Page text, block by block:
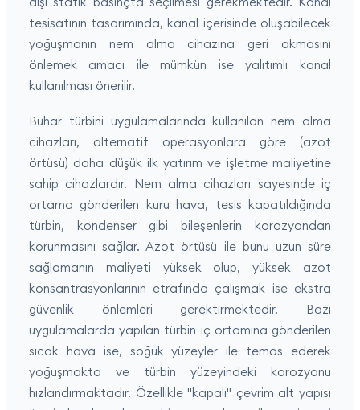
tesisatının tasarımında, kanal içerisinde oluşabilecek
yoğuşmanın nem alma cihazına geri akmasını
önlemek amacı ile mümkün ise yalıtımlı kanal
kullanılması önerilir.
Buhar türbini uygulamalarında kullanılan nem alma
cihazları, alternatif operasyonlara göre (azot
örtüsü) daha düşük ilk yatırım ve işletme maliyetine
sahip cihazlardır. Nem alma cihazları sayesinde iç
ortama gönderilen kuru hava, tesis kapatıldığında
türbin, kondenser gibi bileşenlerin korozyondan
korunmasını sağlar. Azot örtüsü ile bunu uzun süre
sağlamanın maliyeti yüksek olup, yüksek azot
konsantrasyonlarının etrafında çalışmak ise ekstra
güvenlik önlemleri gerektirmektedir. Bazı
uygulamalarda yapılan türbin iç ortamına gönderilen
sıcak hava ise, soğuk yüzeyler ile temas ederek
yoğuşmakta ve türbin yüzeyindeki korozyonu
hızlandırmaktadır. Özellikle "kapalı" çevrim alt yapısı